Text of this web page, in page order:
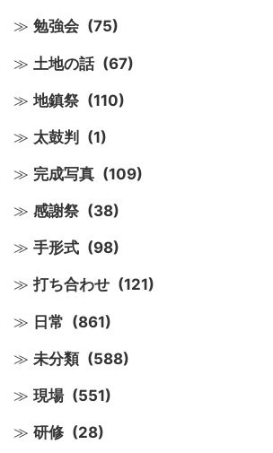
勉強会 (75)
土地の話 (67)
地鎮祭 (110)
太鼓判 (1)
完成写真 (109)
感謝祭 (38)
手形式 (98)
打ち合わせ (121)
日常 (861)
未分類 (588)
現場 (551)
研修 (28)